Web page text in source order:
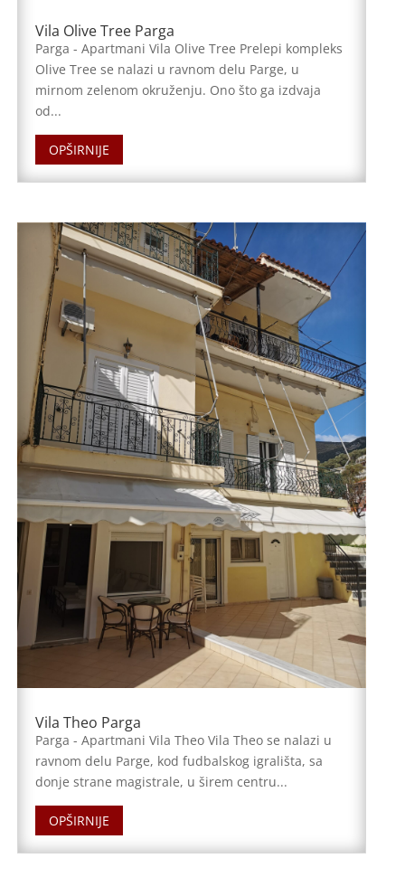
Vila Olive Tree Parga
Parga - Apartmani Vila Olive Tree Prelepi kompleks
Olive Tree se nalazi u ravnom delu Parge, u
mirnom zelenom okruženju. Ono što ga izdvaja
od...
OPŠIRNIJE
Vila Theo Parga
Parga - Apartmani Vila Theo Vila Theo se nalazi u
ravnom delu Parge, kod fudbalskog igrališta, sa
donje strane magistrale, u širem centru...
OPŠIRNIJE